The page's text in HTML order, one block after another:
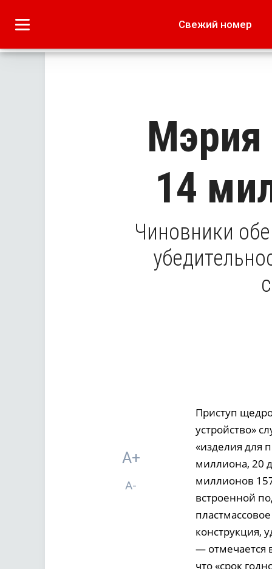
Свежий номер
Лето наших
Мэрия
14
Чиновники
A+
A-
Приступ
устройство»
«изделия для
миллиона, 20
миллионов
встроенной
конструкция,
— отмечается
что «срок